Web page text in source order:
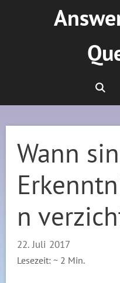
Wann
n
22. Juli 2017
Lesezeit: ~ 2 Min.